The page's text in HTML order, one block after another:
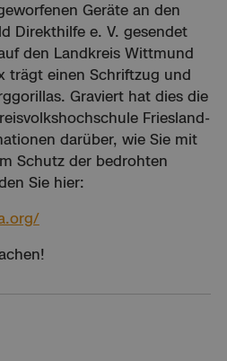
Geräte an den
Direkthilfe e. V. gesendet
den Landkreis Wittmund
trägt einen Schriftzug und
Graviert hat dies die
Friesland-
darüber, wie Sie mit
Schutz der bedrohten
Sie hier: